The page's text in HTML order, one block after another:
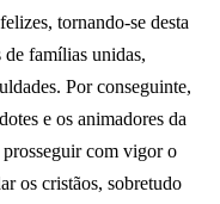
tornando-se desta
famílias unidas,
Por conseguinte,
e os animadores da
prosseguir com vigor o
os cristãos, sobretudo